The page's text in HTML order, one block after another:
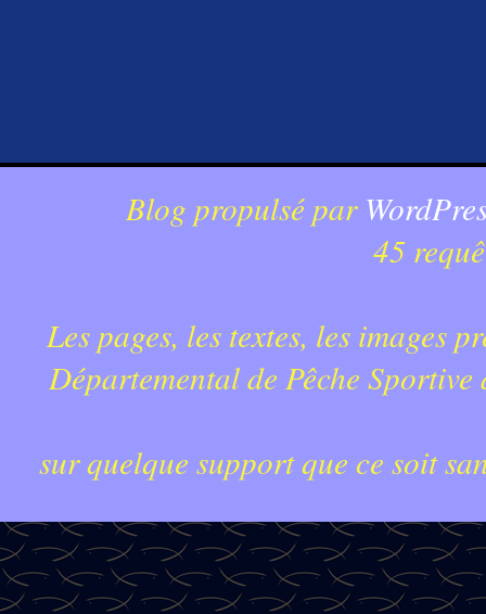
Blog propulsé par
45
Les pages, les textes, les images
Départemental de Pêche
sur quelque support que ce soit